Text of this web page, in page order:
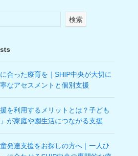
検索
合った療育を｜SHIP中央が大切に
なアセスメントと個別支援
を利用するメリットとは？子ども
が家庭や園生活につながる支援
発達支援をお探しの方へ｜一人ひ